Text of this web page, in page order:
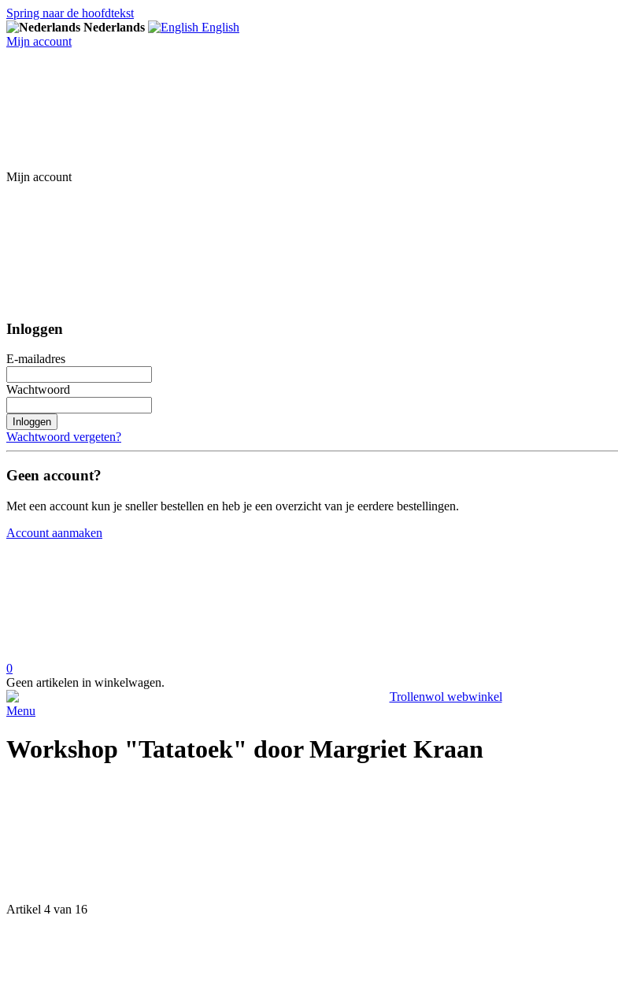
Spring naar de hoofdtekst
Nederlands
English
Mijn account
Mijn account
Inloggen
E-mailadres
Wachtwoord
Inloggen
Wachtwoord vergeten?
Geen account?
Met een account kun je sneller bestellen en heb je een overzicht van je eerdere bestellingen.
Account aanmaken
0
Geen artikelen in winkelwagen.
Menu
Workshop "Tatatoek" door Margriet Kraan
Artikel 4 van 16